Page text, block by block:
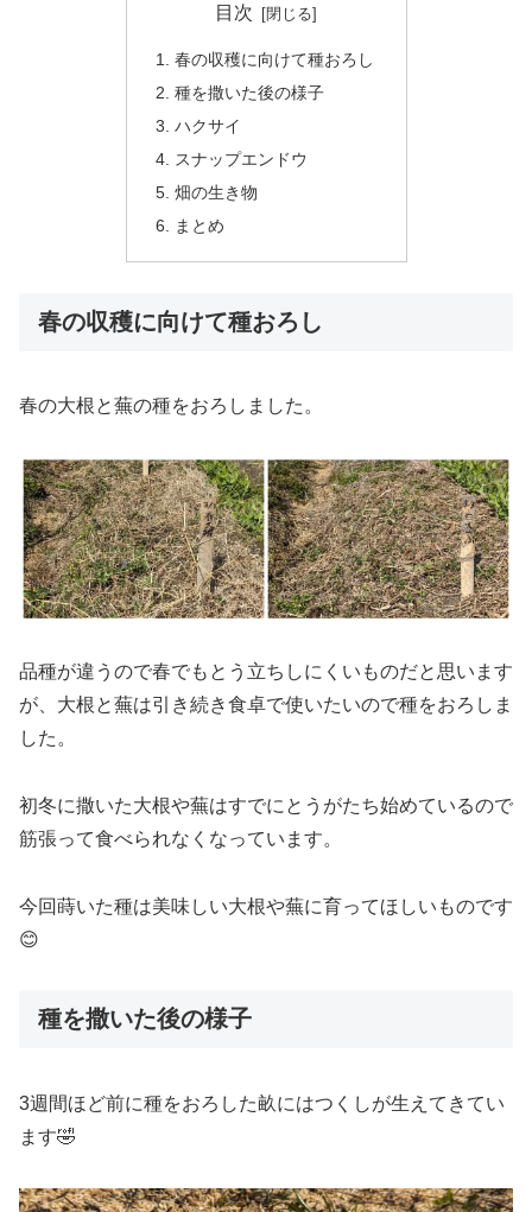
目次
春の収穫に向けて種おろし
種を撒いた後の様子
ハクサイ
スナップエンドウ
畑の生き物
まとめ
春の収穫に向けて種おろし
春の大根と蕪の種をおろしました。
品種が違うので春でもとう立ちしにくいものだと思います
が、大根と蕪は引き続き食卓で使いたいので種をおろしま
した。
初冬に撒いた大根や蕪はすでにとうがたち始めているので
筋張って食べられなくなっています。
今回蒔いた種は美味しい大根や蕪に育ってほしいものです
😊
種を撒いた後の様子
3週間ほど前に種をおろした畝にはつくしが生えてきてい
ます🤣